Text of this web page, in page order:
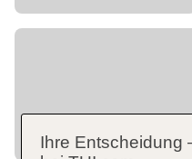
Ihre Entscheidung